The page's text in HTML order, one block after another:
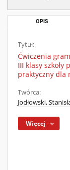
OPIS
Tytuł:
Ćwiczenia
III klasy
praktyczny dla
Twórca:
Jodłowski,
Więcej